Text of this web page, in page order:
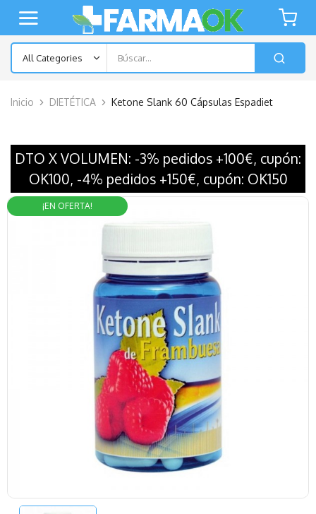
Inicio DIETÉTICA Ketone Slank 60 Cápsulas Espadiet
DTO X VOLUMEN: -3% pedidos +100€, cupón:
OK100, -4% pedidos +150€, cupón: OK150
¡EN OFERTA!